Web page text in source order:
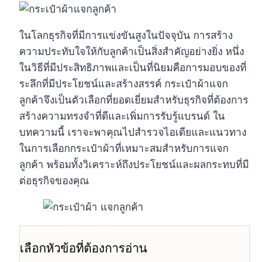
ในโลกธุรกิจที่มีการแข่งขันสูงในปัจจุบัน การสร้าง
ความประทับใจให้กับลูกค้าเป็นสิ่งสำคัญอย่างยิ่ง หนึ่ง
ในวิธีที่มีประสิทธิภาพและเป็นที่นิยมคือการมอบของที่
ระลึกที่มีประโยชน์และสร้างสรรค์ กระเป๋าผ้าแจก
ลูกค้าจึงเป็นตัวเลือกที่ยอดเยี่ยมสำหรับธุรกิจที่ต้องการ
สร้างความทรงจำที่ดีและเพิ่มการรับรู้แบรนด์ ใน
บทความนี้ เราจะพาคุณไปสำรวจไอเดียและแนวทาง
ในการเลือกกระเป๋าผ้าที่เหมาะสมสำหรับการแจก
ลูกค้า พร้อมทั้งวิเคราะห์ถึงประโยชน์และผลกระทบที่มี
ต่อธุรกิจของคุณ
เลือกหัวข้อที่ต้องการอ่าน